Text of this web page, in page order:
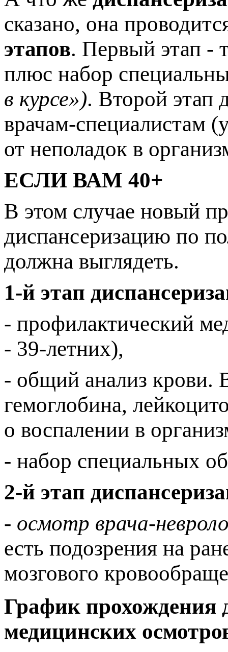
сказано, она
этапов. Первый этап -
плюс набор
в курсе»). Второй этап
врачам-специалистам
от неполадок в
ЕСЛИ ВАМ 40+
В этом случае новый
диспансеризацию по
должна выглядеть.
1-й этап
- профилактический
- 39-летних),
- общий анализ крови.
гемоглобина,
о воспалении в
- набор специальных
2-й этап
- осмотр врача-
есть подозрения на
мозгового
График прохождения
медицинских